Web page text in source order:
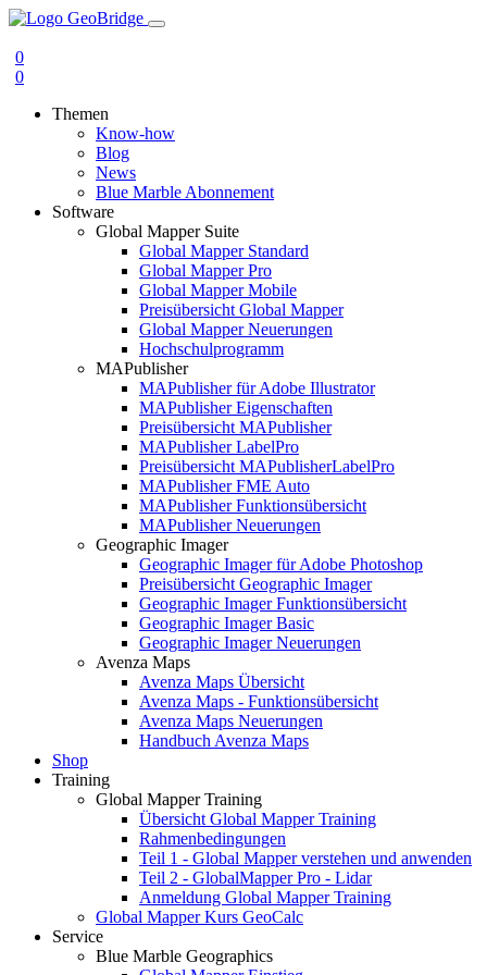
0
0
Themen
Know-how
Blog
News
Blue Marble Abonnement
Software
Global Mapper Suite
Global Mapper Standard
Global Mapper Pro
Global Mapper Mobile
Preisübersicht Global Mapper
Global Mapper Neuerungen
Hochschulprogramm
MAPublisher
MAPublisher für Adobe Illustrator
MAPublisher Eigenschaften
Preisübersicht MAPublisher
MAPublisher LabelPro
Preisübersicht MAPublisherLabelPro
MAPublisher FME Auto
MAPublisher Funktionsübersicht
MAPublisher Neuerungen
Geographic Imager
Geographic Imager für Adobe Photoshop
Preisübersicht Geographic Imager
Geographic Imager Funktionsübersicht
Geographic Imager Basic
Geographic Imager Neuerungen
Avenza Maps
Avenza Maps Übersicht
Avenza Maps - Funktionsübersicht
Avenza Maps Neuerungen
Handbuch Avenza Maps
Shop
Training
Global Mapper Training
Übersicht Global Mapper Training
Rahmenbedingungen
Teil 1 - Global Mapper verstehen und anwenden
Teil 2 - GlobalMapper Pro - Lidar
Anmeldung Global Mapper Training
Global Mapper Kurs GeoCalc
Service
Blue Marble Geographics